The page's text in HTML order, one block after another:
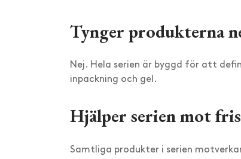
Tynger produkterna
Nej. Hela serien är byggd för att
inpackning och gel.
Hjälper serien mot
Samtliga produkter i serien